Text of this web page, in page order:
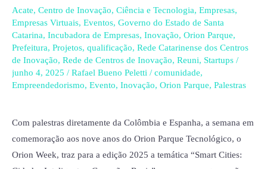
Acate, Centro de Inovação, Ciência e Tecnologia, Empresas,
Empresas Virtuais, Eventos, Governo do Estado de Santa
Catarina, Incubadora de Empresas, Inovação, Orion Parque,
Prefeitura, Projetos, qualificação, Rede Catarinense dos Centros
de Inovação, Rede de Centros de Inovação, Reuni, Startups /
junho 4, 2025 / Rafael Bueno Peletti / comunidade,
Empreendedorismo, Evento, Inovação, Orion Parque, Palestras
Com palestras diretamente da Colômbia e Espanha, a semana em
comemoração aos nove anos do Orion Parque Tecnológico, o
Orion Week, traz para a edição 2025 a temática “Smart Cities:
internacionais
para
conversa
sobre
desenvolvimento
territorial